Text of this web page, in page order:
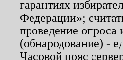
гарантиях
Федерации»;
проведение
(обнародование) -
Часовой пояс